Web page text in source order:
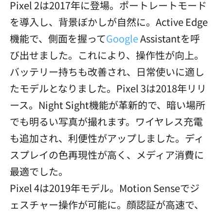
Pixel 2は2017年に登場。ポートレートモード
を導入し、背景ぼかしが自然に。Active Edge
機能で、側面を握ってGoogleAssistantを呼
び出せました。これにより、操作性が向上。
バッテリー持ちも改善され、日常使いに適し
たモデルとなりました。Pixel 3は2018年リリ
ース。Night Sight機能が革新的で、暗い場所
でも明るい写真が撮れます。ワイヤレス充電
も追加され、利便性がアップしました。ディ
スプレイの色再現性が高く、メディア消費に
最適でした。
Pixel 4は2019年モデル。Motion Senseでジ
ェスチャー操作が可能に。顔認証が高速で、